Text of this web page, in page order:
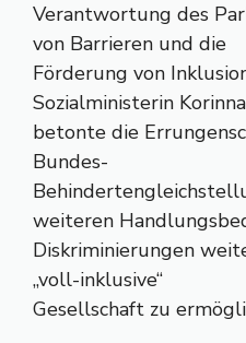
Verantwortung des
von Barrieren und die
Förderung von
Sozialministerin
betonte die
Bundes-
weiteren
Diskriminierungen
„voll-inklusive“
Gesellschaft zu